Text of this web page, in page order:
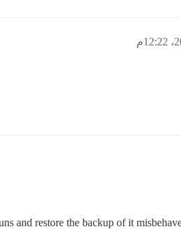
and restore the backup of it